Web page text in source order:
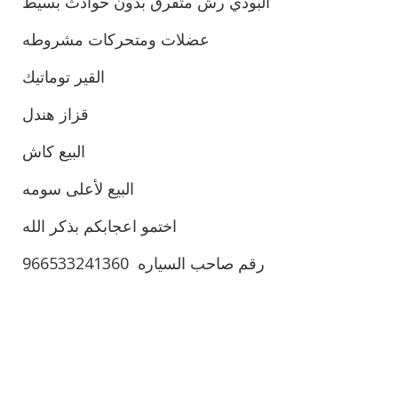
رقم صاحب السياره 966533241360